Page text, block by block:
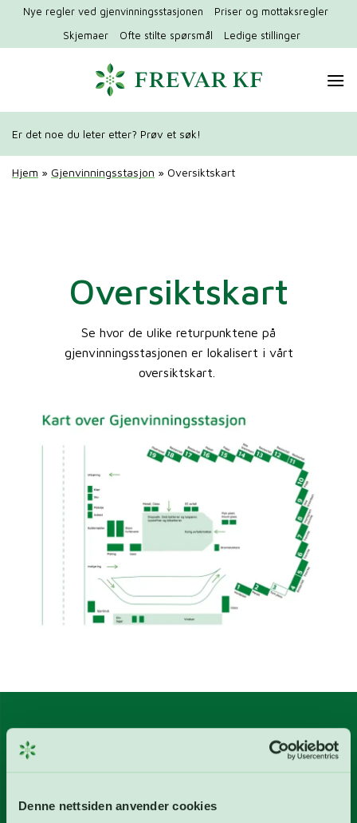
Denne nettsiden anvender cookies
Hopp
innhold
Nye regler ved gjenvinningsstasjonen
Priser og mottaksregler
Skjemaer
Ofte stilte spørsmål Ledige stillinger
Er det noe du leter etter? Prøv et søk!
Hjem » Gjenvinningsstasjon » Oversiktskart
Oversiktskart
Se hvor de ulike returpunktene på
gjenvinningsstasjonen er lokalisert i vårt
oversiktskart.
Våre anlegg
Energigjenvinningsanlegg